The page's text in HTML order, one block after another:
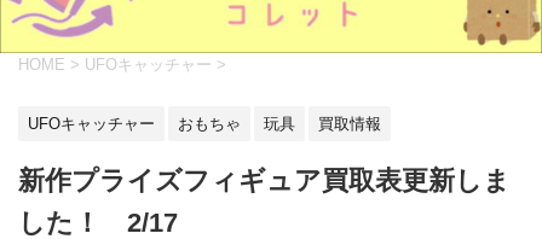
HOME > UFOキャッチャー >
UFOキャッチャー おもちゃ 玩具 買取情報
新作プライズフィギュア買取表更新しま
した！ 2/17